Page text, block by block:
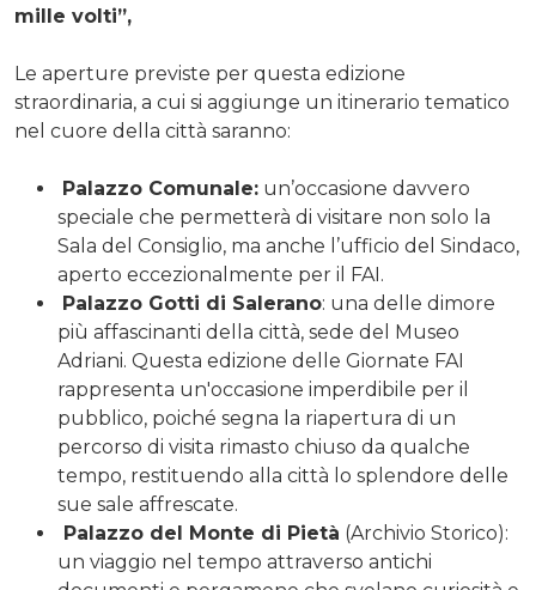
mille volti”,
Le aperture previste per questa edizione
straordinaria, a cui si aggiunge un itinerario tematico
nel cuore della città saranno:
Palazzo Comunale: un’occasione davvero
speciale che permetterà di visitare non solo la
Sala del Consiglio, ma anche l’ufficio del Sindaco,
aperto eccezionalmente per il FAI.
Palazzo Gotti di Salerano: una delle dimore
più affascinanti della città, sede del Museo
Adriani. Questa edizione delle Giornate FAI
rappresenta un'occasione imperdibile per il
pubblico, poiché segna la riapertura di un
percorso di visita rimasto chiuso da qualche
tempo, restituendo alla città lo splendore delle
sue sale affrescate.
Palazzo del Monte di Pietà (Archivio Storico):
un viaggio nel tempo attraverso antichi